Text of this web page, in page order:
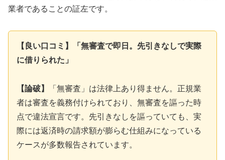
業者であることの証左です。
【良い口コミ】「無審査で即日。先引きなしで実際
に借りられた」
【論破】
「無審査」は法律上あり得ません。正規業
者は審査を義務付けられており、無審査を謳った時
点で違法宣言です。先引きなしを謳っていても、実
際には返済時の請求額が膨らむ仕組みになっている
ケースが多数報告されています。